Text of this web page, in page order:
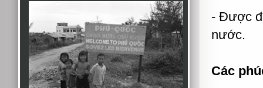
- Được
nước.
Các